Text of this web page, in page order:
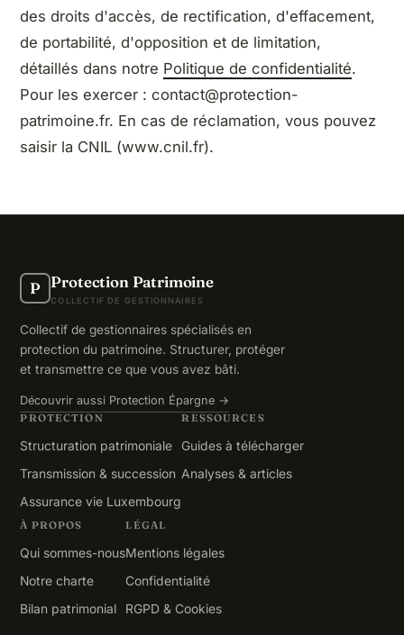
des droits d'accès, de rectification, d'effacement,
de portabilité, d'opposition et de limitation,
détaillés dans notre Politique de confidentialité.
Pour les exercer : contact@protection-
patrimoine.fr. En cas de réclamation, vous pouvez
saisir la CNIL (www.cnil.fr).
P Protection Patrimoine
COLLECTIF DE GESTIONNAIRES
Collectif de gestionnaires spécialisés en
protection du patrimoine. Structurer, protéger
et transmettre ce que vous avez bâti.
Découvrir aussi Protection Épargne →
PROTECTION
Structuration patrimoniale
Transmission & succession
Assurance vie Luxembourg
RESSOURCES
Guides à télécharger
Analyses & articles
À PROPOS
Qui sommes-nous
Notre charte
Bilan patrimonial
LÉGAL
Mentions légales
Confidentialité
RGPD & Cookies